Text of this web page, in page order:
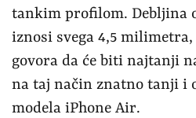
tankim profilom. Debljina
iznosi svega 4,5
govora da će biti najtanji
na taj način znatno tanji i
modela iPhone Air.